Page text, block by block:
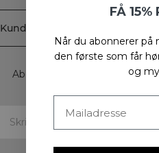
Kundeservice
Abonner på nyhetsbrevet
FÅ
Når du abonnerer på
den første som får
og